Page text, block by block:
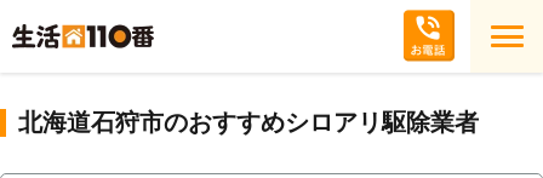
北海道石狩市のおすすめシロアリ駆除業者